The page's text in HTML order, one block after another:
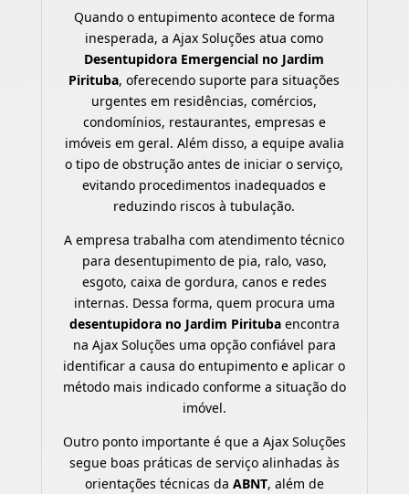
Quando o entupimento acontece de forma
inesperada, a Ajax Soluções atua como
Desentupidora Emergencial no Jardim
Pirituba, oferecendo suporte para situações
urgentes em residências, comércios,
condomínios, restaurantes, empresas e
imóveis em geral. Além disso, a equipe avalia
o tipo de obstrução antes de iniciar o serviço,
evitando procedimentos inadequados e
reduzindo riscos à tubulação.
A empresa trabalha com atendimento técnico
para desentupimento de pia, ralo, vaso,
esgoto, caixa de gordura, canos e redes
internas. Dessa forma, quem procura uma
desentupidora no Jardim Piritubaencontra
na Ajax Soluções uma opção confiável para
identificar a causa do entupimento e aplicar o
método mais indicado conforme a situação do
imóvel.
Outro ponto importante é que a Ajax Soluções
segue boas práticas de serviço alinhadas às
orientações técnicas da ABNT, além de